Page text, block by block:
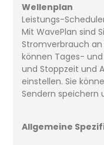
Wellenplan
Leistungs-
Mit WavePlan sind
Stromverbrauch an
können Tages-
und Stoppzeit und
einstellen. Sie
Sendern speichern
Allgemeine